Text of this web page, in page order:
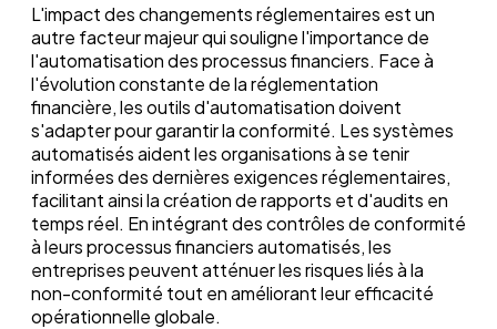
L'impact des changements réglementaires est un
autre facteur majeur qui souligne l'importance de
l'automatisation des processus financiers. Face à
l'évolution constante de la réglementation
financière, les outils d'automatisation doivent
s'adapter pour garantir la conformité. Les systèmes
automatisés aident les organisations à se tenir
informées des dernières exigences réglementaires,
facilitant ainsi la création de rapports et d'audits en
temps réel. En intégrant des contrôles de conformité
à leurs processus financiers automatisés, les
entreprises peuvent atténuer les risques liés à la
non-conformité tout en améliorant leur efficacité
opérationnelle globale.